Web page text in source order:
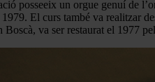
posseeix un orgue genuí de
El curs també va realitzar
Boscà, va ser restaurat el 1977